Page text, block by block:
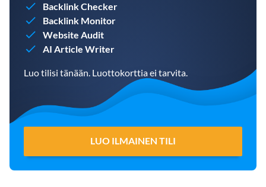
Backlink Checker
Backlink Monitor
Website Audit
AI Article Writer
Luo tilisi tänään. Luottokorttia ei tarvita.
LUO ILMAINEN TILI